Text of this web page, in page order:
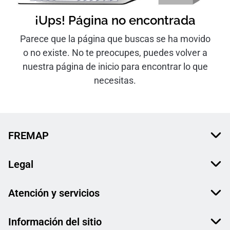
¡Ups! Página no encontrada
Parece que la página que buscas se ha movido
o no existe. No te preocupes, puedes volver a
nuestra página de inicio para encontrar lo que
necesitas.
FREMAP
Legal
Atención y servicios
Información del sitio